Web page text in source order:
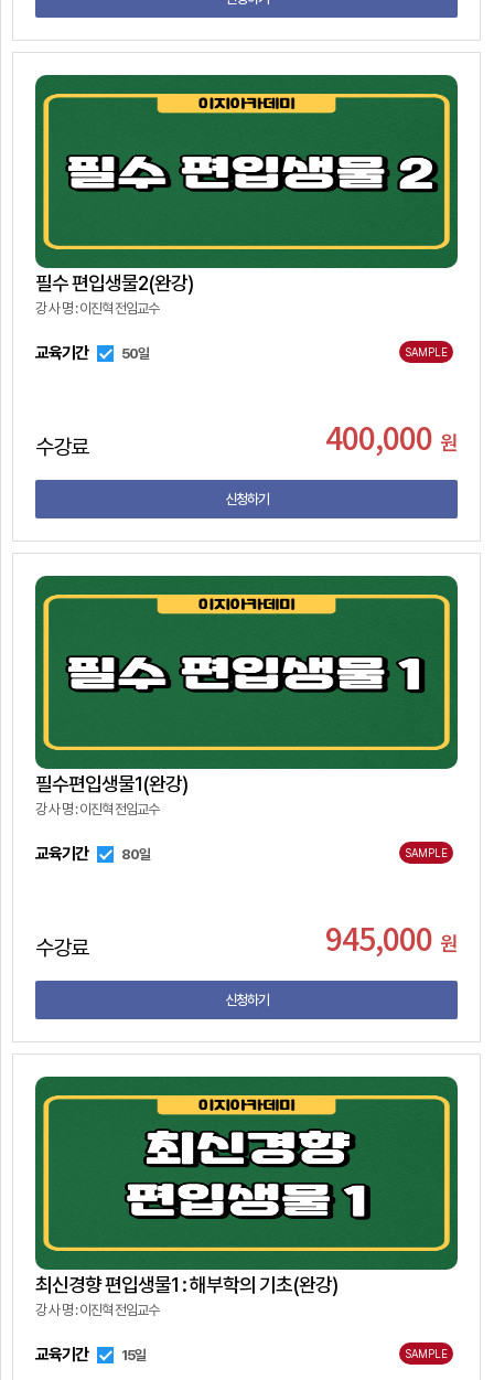
필수 편입생물2(완강)
강 사 명 : 이진혁 전임교수
교육기간 50일 SAMPLE
수강료 400,000 원
신청하기
필수편입생물1(완강)
강 사 명 : 이진혁 전임교수
교육기간 80일 SAMPLE
수강료 945,000 원
신청하기
최신경향 편입생물1 : 해부학의 기초(완강)
강 사 명 : 이진혁 전임교수
교육기간 15일 SAMPLE